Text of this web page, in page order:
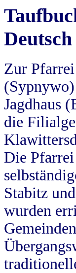
Zur
Jagdhaus
die
Die
Stabitz
wurden